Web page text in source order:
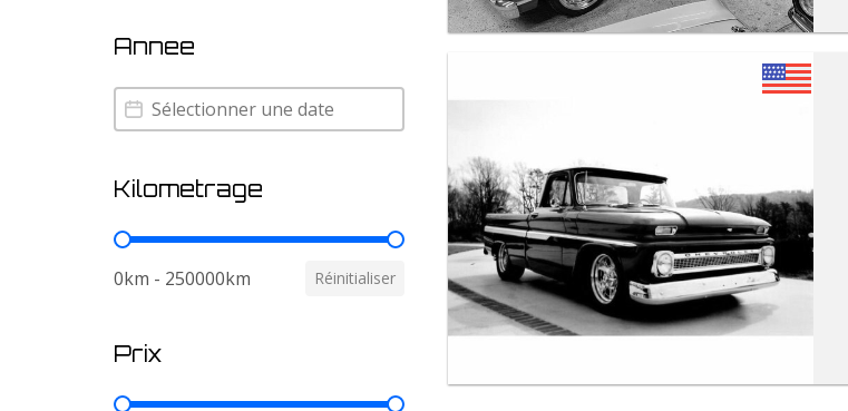
Annee
Annee
Annee
Kilometrage
Kilometrage
0km - 250000km Réinitialiser
Prix